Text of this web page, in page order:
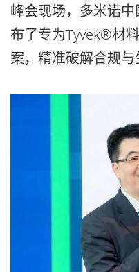
峰会现场，多米诺
布了专为Tyvek®材
案，精准破解合规与